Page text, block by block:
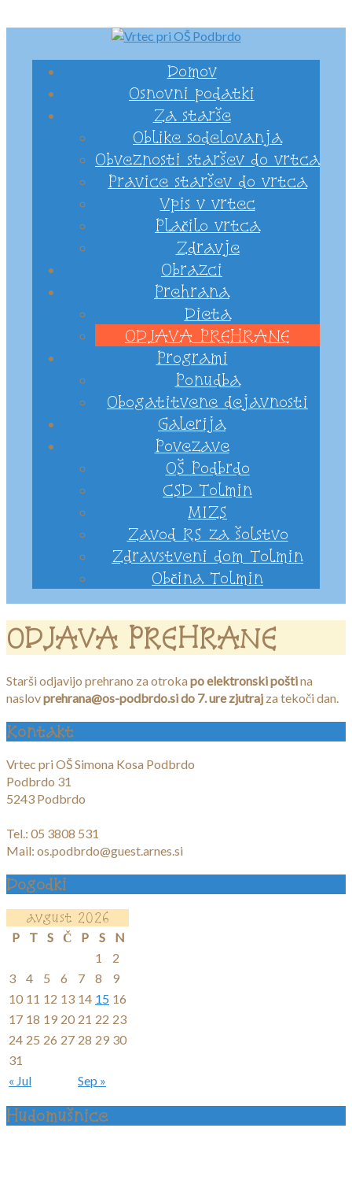
Domov
Osnovni podatki
Za starše
Oblike sodelovanja
Obveznosti staršev do vrtca
Pravice staršev do vrtca
Vpis v vrtec
Plačilo vrtca
Zdravje
Obrazci
Prehrana
Dieta
ODJAVA PREHRANE
Programi
Ponudba
Obogatitvene dejavnosti
Galerija
Povezave
OŠ Podbrdo
CSD Tolmin
MIZS
Zavod RS za šolstvo
Zdravstveni dom Tolmin
Občina Tolmin
ODJAVA PREHRANE
Starši odjavijo prehrano za otroka po elektronski poština
naslovprehrana@os-podbrdo.sido 7. ure zjutraj za tekoči dan.
Kontakt
Vrtec pri OŠ Simona Kosa Podbrdo
Podbrdo 31
5243 Podbrdo
Tel.: 05 3808 531
Mail: os.podbrdo@guest.arnes.si
Dogodki
avgust 2026
P T S Č P S
N
1
2
3
4 5 6 7 8
9
10 11 12 13 14 15 16
17 18 19 20 21 22 23
24 25 26 27 28 29 30
31
« Jul
Sep »
Hudomušnice